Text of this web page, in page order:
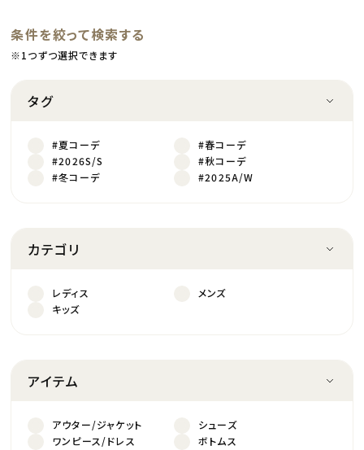
条件を絞って検索する
※1つずつ選択できます
タグ
#夏コーデ
#春コーデ
#2026S/S
#秋コーデ
#冬コーデ
#2025A/W
カテゴリ
レディス
メンズ
キッズ
アイテム
アウター/ジャケット
シューズ
ワンピース/ドレス
ボトムス